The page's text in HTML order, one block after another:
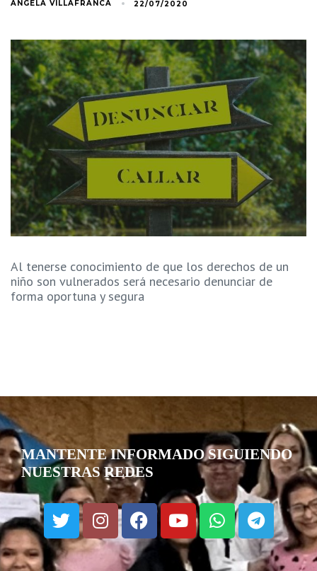
ANGELA VILLAFRANCA 22/07/2020
Al tenerse conocimiento de que los derechos de un
niño son vulnerados será necesario denunciar de
forma oportuna y segura
MANTENTE INFORMADO SIGUIENDO
NUESTRAS REDES